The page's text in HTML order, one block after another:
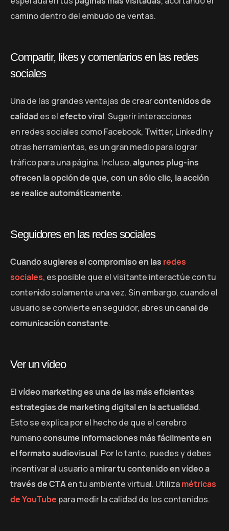
camino dentro del embudo de ventas.
Compartir, likes y comentarios en las redes
sociales
Una de las grandes ventajas de crearcontenidos de
calidad es elefecto viral. Sugerir interacciones
en redes sociales como Facebook, Twitter, LinkedIn y
otras herramientas, es un gran medio para lograr
tráfico para una página. Incluso,algunos plug-ins
ofrecen la opción de que, con un sólo clic, la acción
se realice automáticamente.
Seguidores en las redes sociales
Cuando sugieres el compromiso en las redes
sociales, es posible que el visitante interactúe con tu
contenido solamente una vez. Sin embargo, cuando el
usuario se convierte en seguidor, abres uncanal de
comunicación constante.
Ver un vídeo
Elvídeo marketing es una de las más eficientes
estrategias de marketing digital en la actualidad.
Esto se explica por el hecho de que el cerebro
humanoconsume informaciones más fácilmente en
el formato audiovisual. Por lo tanto, puedes y debes
incentivar al usuario amirar tu contenido en vídeo a
través de CTAen tu ambiente virtual. Utilizamétricas
de YouTube para medir la calidad de los contenidos.